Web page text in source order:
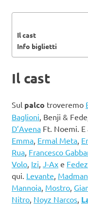
Il cast
Info biglietti
Il cast
Sul palco troveremo
Baglioni , Benji & Fede,
D’Avena Ft. Noemi. E
Emma Ermal Meta
Rua Francesco
Volo Izi J-Ax e Fedez
qui. Levante Madman
Mannoia Mostro
Nitro Noyz Narcos